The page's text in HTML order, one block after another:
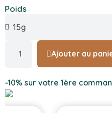
Poids
Ajouter au
-10% sur votre 1ère